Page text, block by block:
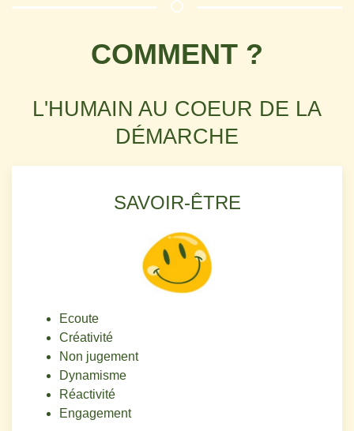
COMMENT ?
L'HUMAIN AU COEUR DE LA
DÉMARCHE
SAVOIR-ÊTRE
Ecoute
Créativité
Non jugement
Dynamisme
Réactivité
Engagement